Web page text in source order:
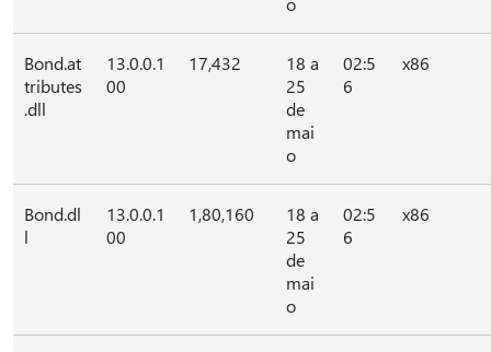
Bond.at
tributes
.dll
13.0.0.1
00
17,432
18 a
25
de
mai
o
02:5
6
x86
Bond.dl
l
13.0.0.1
00
1,80,160
18 a
25
de
mai
o
02:5
6
x86